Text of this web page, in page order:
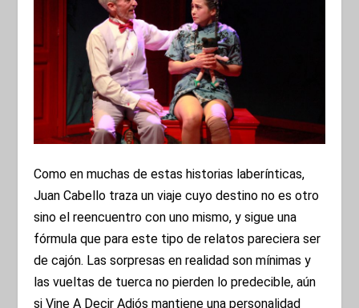
Como en muchas de estas historias laberínticas,
Juan Cabello traza un viaje cuyo destino no es otro
sino el reencuentro con uno mismo, y sigue una
fórmula que para este tipo de relatos pareciera ser
de cajón. Las sorpresas en realidad son mínimas y
las vueltas de tuerca no pierden lo predecible, aún
si Vine A Decir Adiós mantiene una personalidad